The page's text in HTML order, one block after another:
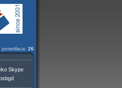
posetilaca: 26